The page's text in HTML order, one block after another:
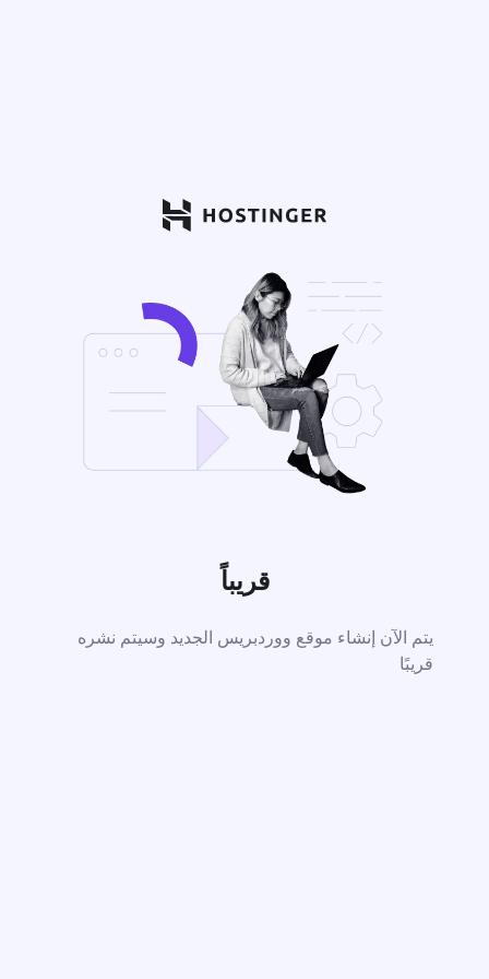
قريباً
يتم الآن إنشاء موقع ووردبريس الجديد وسيتم نشره
قريبًا